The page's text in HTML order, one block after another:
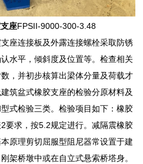
座FPSII-9000-300-3.48
座连接板及外露连接螺栓采取防锈
水平，倾斜度及位置等。检查相关
，并初步核算出梁体分量及荷载才
筑盆式橡胶支座的检验分原材料及
式检验三类。检验项目如下：橡胶
要求，按5.2规定进行。减隔震橡胶
原理剪切屈服型阻尼器常设置于建
架桥墩中或在自立式悬索桥塔身。